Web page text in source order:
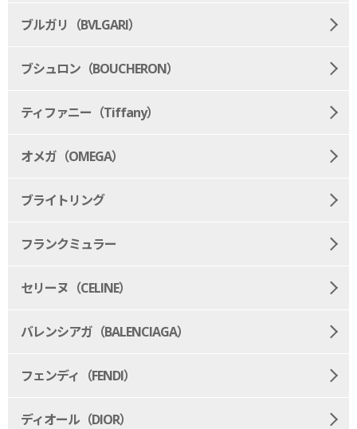
ブルガリ（BVLGARI）
ブシュロン（BOUCHERON）
ティファニー（Tiffany）
オメガ（OMEGA）
ブライトリング
フランクミュラー
セリーヌ（CELINE）
バレンシアガ（BALENCIAGA）
フェンディ（FENDI）
ディオール（DIOR）